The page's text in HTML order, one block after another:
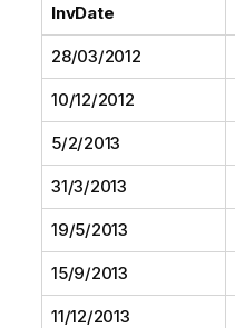
InvDate
28/03/2012
10/12/2012
5/2/2013
31/3/2013
19/5/2013
15/9/2013
11/12/2013